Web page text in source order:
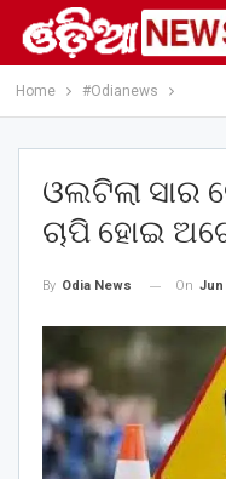
Home #Odianews
ଓଲଟିଲା ସାର
ଚାପି ହୋଇ
By Odia News On Jun